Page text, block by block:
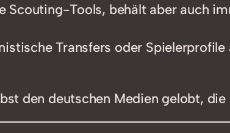
Scouting-Tools, behält aber auch
Transfers oder
den deutschen Medien gelobt, die